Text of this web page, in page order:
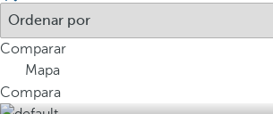
Comparar
Mapa
Compara